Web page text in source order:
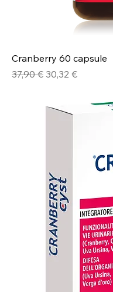
Cranberry 60 capsule
Prezzo regolare
37,90 € Prezzo scontato
30,32 €